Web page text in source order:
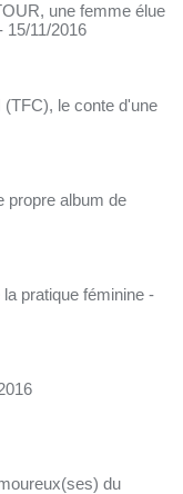
une femme élue
15/11/2016
le conte d'une
propre album de
pratique féminine -
du